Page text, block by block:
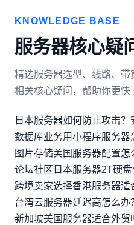
KNOWLEDGE BASE
服务器核心疑
精选服务器选型、线路、
相关核心疑问，帮助你更快
日本服务器如何防止攻击
数据库业务用小程序服务器
图片存储美国服务器配置
论坛社区日本服务器2T硬盘
跨境卖家选择香港服务器适
台湾云服务器延迟高怎么办
新加坡美国服务器适合外贸